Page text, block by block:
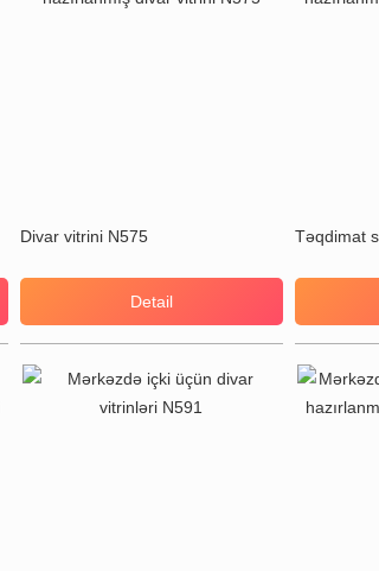
Divar vitrini N575
Detail
Təqdimat